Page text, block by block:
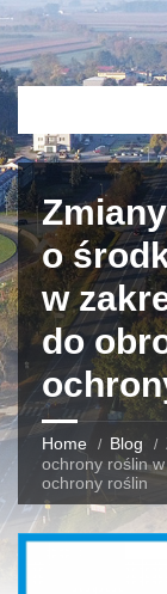
o
w
do
Home Blog
ochrony roślin
ochrony roślin